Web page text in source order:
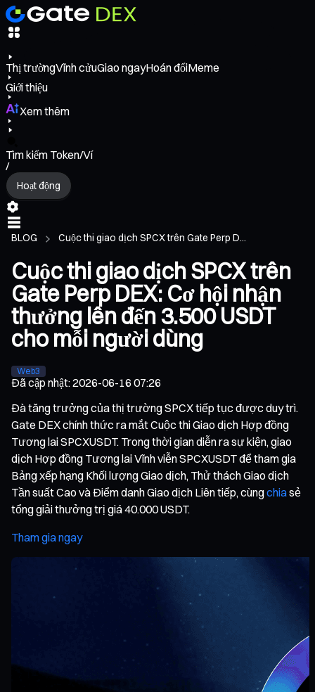
Thị trườngVĩnh cửuGiao ngayHoán đổiMeme
Giới thiệu
Xem thêm
Tìm kiếm Token/Ví
/
Hoạt động
BLOG Cuộc thi giao dịch SPCX trên Gate Perp D...
Cuộc thi giao dịch SPCX trên
Gate Perp DEX: Cơ hội nhận
thưởng lên đến 3.500 USDT
cho mỗi người dùng
Web3
Đã cập nhật:2026-06-16 07:26
Đà tăng trưởng của thị trường SPCX tiếp tục được duy trì.
Gate DEX chính thức ra mắt Cuộc thi Giao dịch Hợp đồng
Tương lai SPCXUSDT. Trong thời gian diễn ra sự kiện, giao
dịch Hợp đồng Tương lai Vĩnh viễn SPCXUSDT để tham gia
Bảng xếp hạng Khối lượng Giao dịch, Thử thách Giao dịch
Tần suất Cao và Điểm danh Giao dịch Liên tiếp, cùngchiasẻ
tổng giải thưởng trị giá 40.000 USDT.
Tham gia ngay